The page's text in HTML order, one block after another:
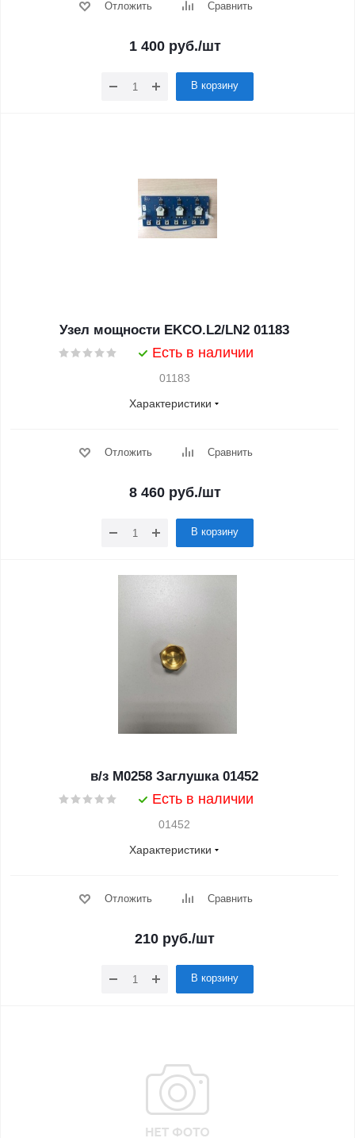
Отложить Сравнить
1 400руб./шт
В корзину
Узел мощности EKCO.L2/LN2 01183
Есть в наличии
01183
Характеристики
Отложить Сравнить
8 460руб./шт
В корзину
в/з M0258 Заглушка 01452
Есть в наличии
01452
Характеристики
Отложить Сравнить
210 руб./шт
В корзину